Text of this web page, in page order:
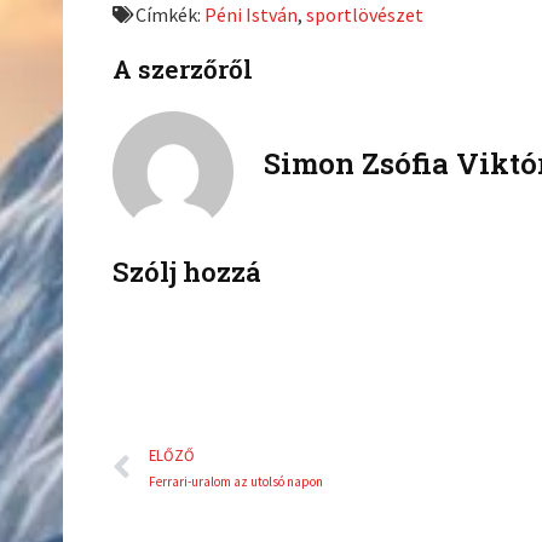
o
f
b
o
t
t
Címkék: Péni István,sportlövészet
A szerzőről
Simon Zsófia
Szólj hozzá
Előző
ELŐZŐ
Ferrari-uralom az utolsó napon